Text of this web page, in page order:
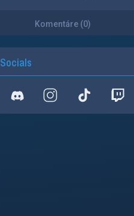
Komentáre (0)
Socials